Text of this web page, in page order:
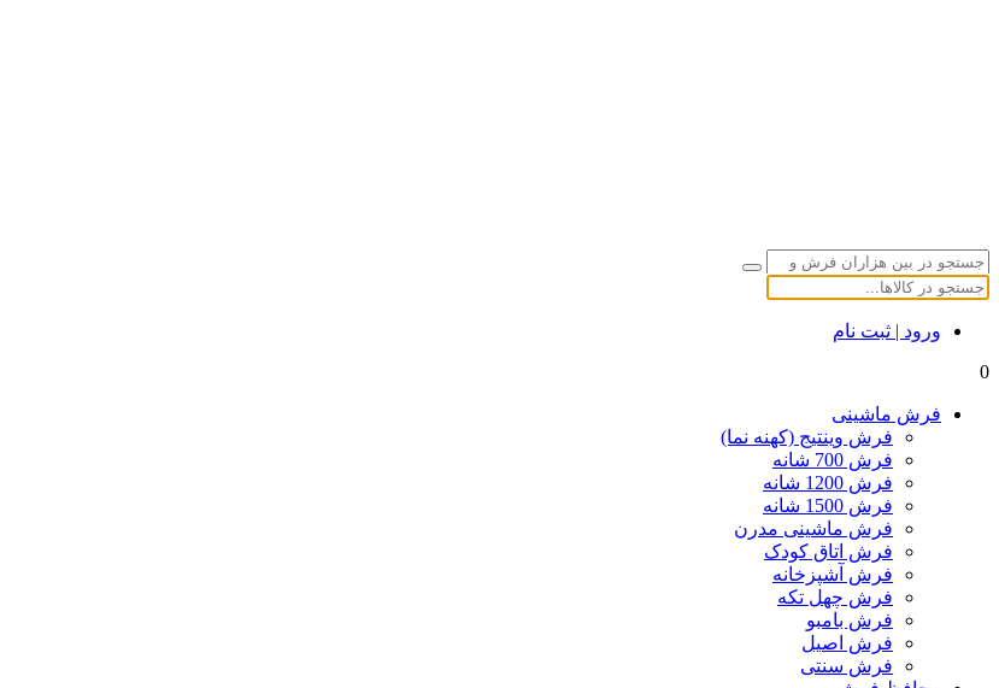
ورود | ثبت نام
0
فرش ماشینی
فرش وینتیج (کهنه نما)
فرش 700 شانه
فرش 1200 شانه
فرش 1500 شانه
فرش ماشینی مدرن
فرش اتاق کودک
فرش آشپزخانه
فرش چهل تکه
فرش بامبو
فرش اصیل
فرش سنتی